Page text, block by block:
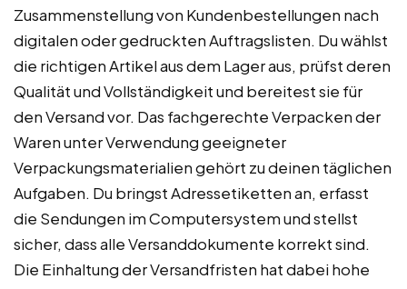
Zusammenstellung von Kundenbestellungen nach
digitalen oder gedruckten Auftragslisten. Du wählst
die richtigen Artikel aus dem Lager aus, prüfst deren
Qualität und Vollständigkeit und bereitest sie für
den Versand vor. Das fachgerechte Verpacken der
Waren unter Verwendung geeigneter
Verpackungsmaterialien gehört zu deinen täglichen
Aufgaben. Du bringst Adressetiketten an, erfasst
die Sendungen im Computersystem und stellst
sicher, dass alle Versanddokumente korrekt sind.
Die Einhaltung der Versandfristen hat dabei hohe